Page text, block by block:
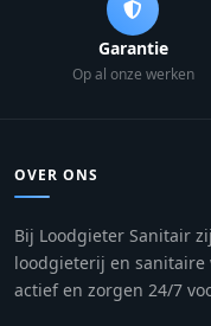
Garantie
Op al onze werken
OVER ONS
Bij Loodgieter Sanitair
loodgieterij en sanitaire
actief en zorgen 24/7